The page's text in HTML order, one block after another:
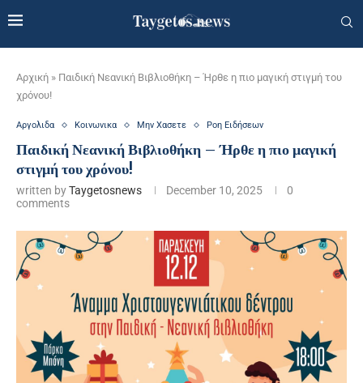
Αρχική » Παιδική Νεανική Βιβλιοθήκη – Ήρθε η πιο μαγική στιγμή του
χρόνου!
Αργολιδα Κοινωνικα Μην Χασετε Ροη Ειδήσεων
Παιδική Νεανική Βιβλιοθήκη – Ήρθε η πιο μαγική
στιγμή του χρόνου!
written byTaygetosnews December 10, 2025
0
comments